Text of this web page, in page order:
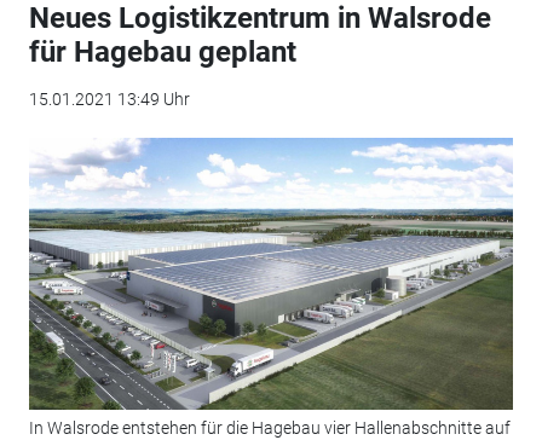
Neues Logistikzentrum in Walsrode
für Hagebau geplant
15.01.2021 13:49 Uhr
In Walsrode entstehen für die Hagebau vier Hallenabschnitte auf